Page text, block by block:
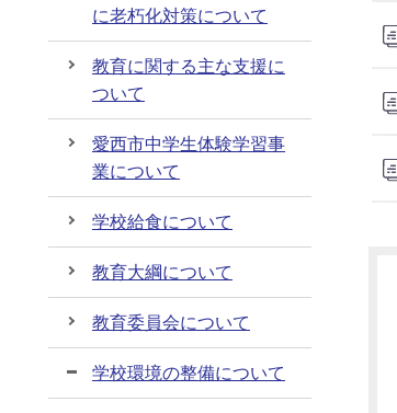
に老朽化対策について
教育に関する主な支援に
ついて
愛西市中学生体験学習事
業について
学校給食について
教育大綱について
教育委員会について
学校環境の整備について